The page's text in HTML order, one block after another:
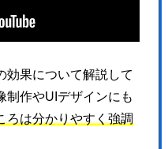
効果について解説して
制作やUIデザインにも
ろは分かりやすく強調